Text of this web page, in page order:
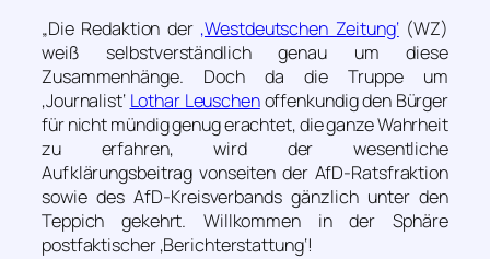
„Die Redaktion der ‚Westdeutschen Zeitung‘(WZ)
weiß selbstverständlich genau um diese
Zusammenhänge. Doch da die Truppe um
‚Journalist‘ Lothar Leuschenoffenkundig den Bürger
für nicht mündig genug erachtet, die ganze Wahrheit
zu erfahren, wird der wesentliche
Aufklärungsbeitrag vonseiten der AfD-Ratsfraktion
sowie des AfD-Kreisverbands gänzlich unter den
Teppich gekehrt. Willkommen in der Sphäre
postfaktischer ‚Berichterstattung‘!